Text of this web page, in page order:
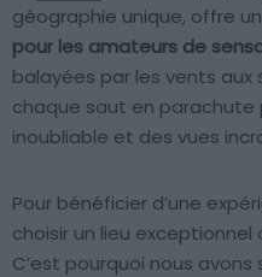
géographie unique, offre un
pour les amateurs de
balayées par les vents
chaque saut en
inoubliable et des vues
Pour bénéficier d’une
choisir un lieu exceptionnel
C’est pourquoi nous